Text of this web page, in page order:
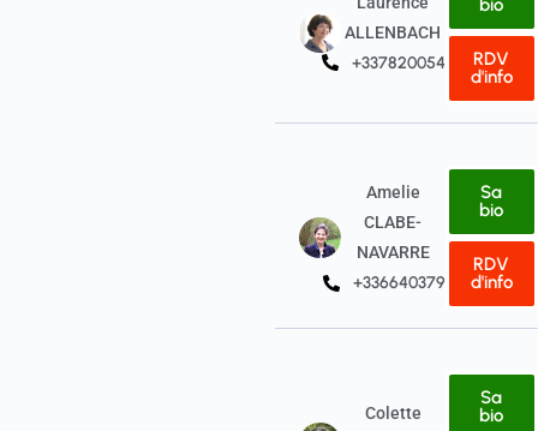
ALLENBACH
+33782005469
bio
RDV
d'info
Amelie
CLABE-
NAVARRE
+33664037963
Sa
bio
RDV
d'info
Colette
Sa
bio